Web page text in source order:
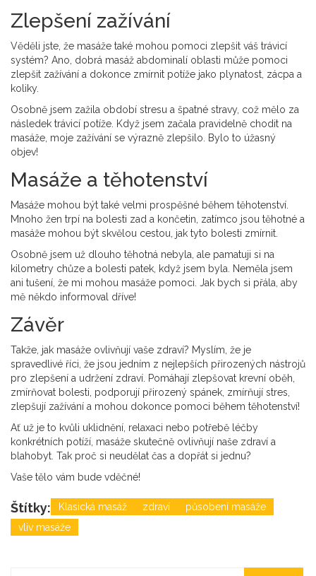
Zlepšení zažívání
Věděli jste, že masáže také mohou pomoci zlepšit váš trávicí
systém? Ano, dobrá masáž abdominalí oblasti může pomoci
zlepšit zažívání a dokonce zmírnit potíže jako plynatost, zácpa a
koliky.
Osobně jsem zažila období stresu a špatné stravy, což mělo za
následek trávicí potíže. Když jsem začala pravidelně chodit na
masáže, moje zažívání se výrazně zlepšilo. Bylo to úžasný
objev!
Masáže a těhotenství
Masáže mohou být také velmi prospěšné během těhotenství.
Mnoho žen trpí na bolesti zad a končetin, zatímco jsou těhotné a
masáže mohou být skvělou cestou, jak tyto bolesti zmírnit.
Osobně jsem už dlouho těhotná nebyla, ale pamatuji si na
kilometry chůze a bolesti patek, když jsem byla. Neměla jsem
ani tušení, že mi mohou masáže pomoci. Jak bych si přála, aby
mě někdo informoval dříve!
Závěr
Takže, jak masáže ovlivňují vaše zdraví? Myslím, že je
spravedlivé říci, že jsou jedním z nejlepších přirozených nástrojů
pro zlepšení a udržení zdraví. Pomáhají zlepšovat krevní oběh,
zmírňovat bolesti, podporují přirozený spánek, zmírňují stres,
zlepšují zažívání a mohou dokonce pomoci během těhotenství!
Ať už je to kvůli uklidnění, relaxaci nebo potřebě léčby
konkrétních potíží, masáže skutečně ovlivňují naše zdraví a
blahobyt. Tak proč si neudělat čas a dopřát si jednu?
Vaše tělo vám bude vděčné!
Štítky: Klasická masáž zdraví
působení masáže
vliv masáže